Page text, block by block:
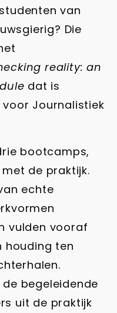
van
Die
reality: an
dat is
Journalistiek
bootcamps,
de praktijk.
echte
vulden vooraf
houding ten
begeleidende
uit de praktijk